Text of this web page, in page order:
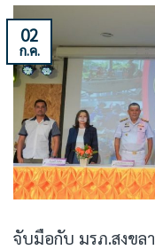
02
ก.ค.
จับมือกับ มรภ.สงขล